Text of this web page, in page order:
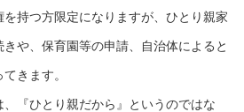
持つ方限定になりますが、ひとり親家
や、保育園等の申請、自治体によると
きます。
『ひとり親だから』というのではな